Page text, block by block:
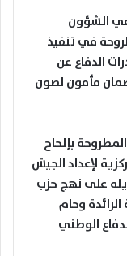
الشؤون
في تنفيذ
الدفاع عن
مأمون لصون
بإلحاح
لإعداد الجيش
على نهج حزب
وحام
الوطني